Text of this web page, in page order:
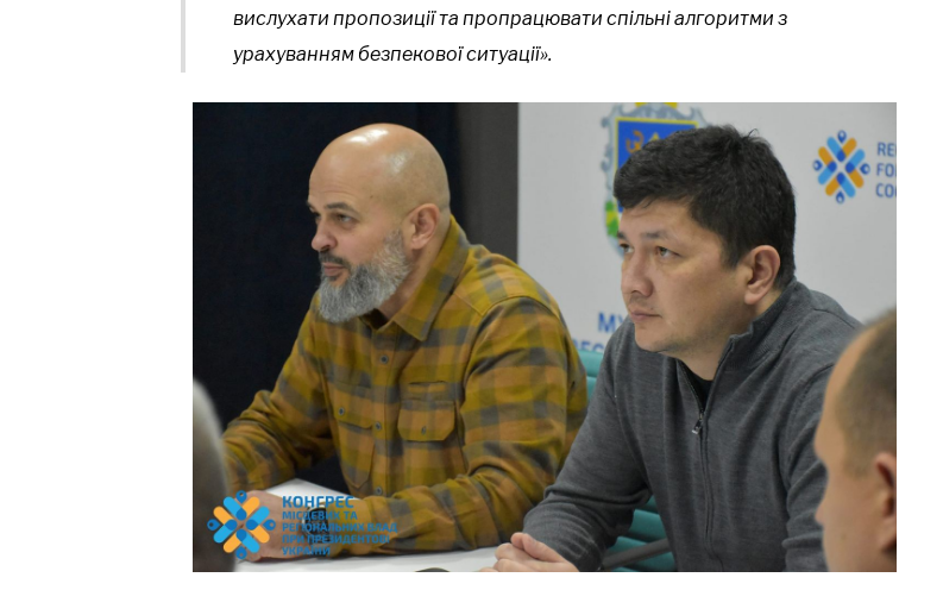
вислухати пропозиції та пропрацювати спільні алгоритми з
урахуванням безпекової ситуації».